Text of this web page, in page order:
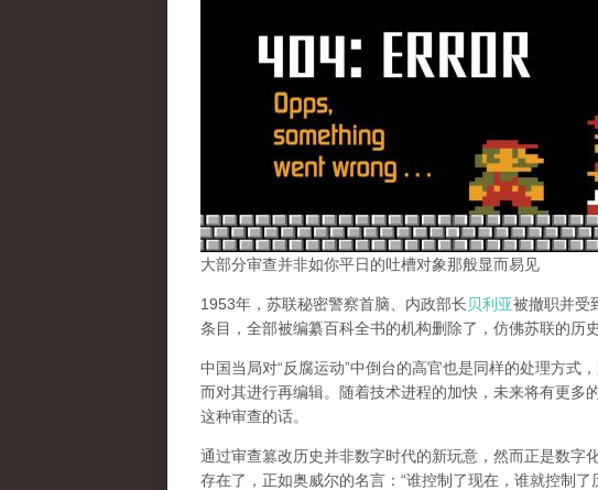
大部分审查并非如你平日的吐槽对象那般显而易见
1953年，苏联秘密警察首脑、内政部长贝利亚被撤职并受
条目，全部被编纂百科全书的机构删除了，仿佛苏联的历
中国当局对“反腐运动”中倒台的高官也是同样的处理方式
而对其进行再编辑。随着技术进程的加快，未来将有更多
这种审查的话。
通过审查篡改历史并非数字时代的新玩意，然而正是数字
存在了，正如奥威尔的名言：“谁控制了现在，谁就控制了